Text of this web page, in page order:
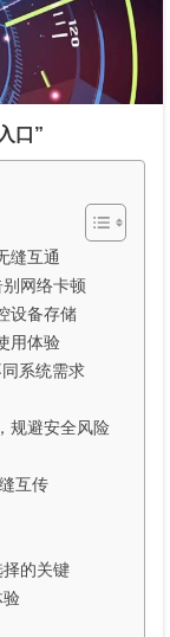
口”
缝互通
别网络卡顿
设备存储
用体验
系统需求
规避安全风险
互传
择的关键
验